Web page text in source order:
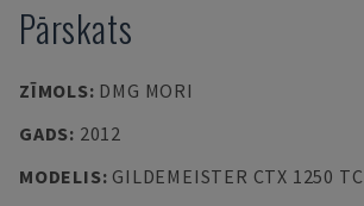
Pārskats
ZĪMOLS: DMG MORI
GADS: 2012
MODELIS: GILDEMEISTER CTX 1250 TC